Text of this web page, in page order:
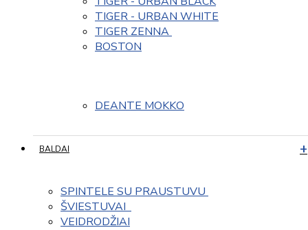
TIGER - URBAN WHITE
TIGER ZENNA
BOSTON
DEANTE MOKKO
BALDAI
SPINTELE SU PRAUSTUVU
ŠVIESTUVAI
VEIDRODŽIAI